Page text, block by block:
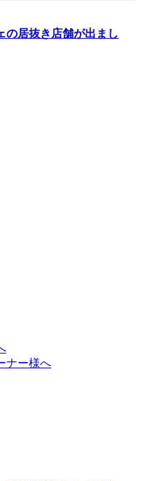
の居抜き店舗が出まし
ナー様へ